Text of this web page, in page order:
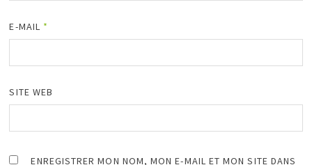
E-MAIL *
SITE WEB
ENREGISTRER MON NOM, MON E-MAIL ET MON SITE DANS